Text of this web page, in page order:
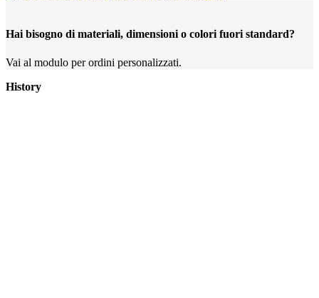
Hai bisogno di materiali, dimensioni o colori fuori standard?
Vai al modulo per ordini personalizzati.
History